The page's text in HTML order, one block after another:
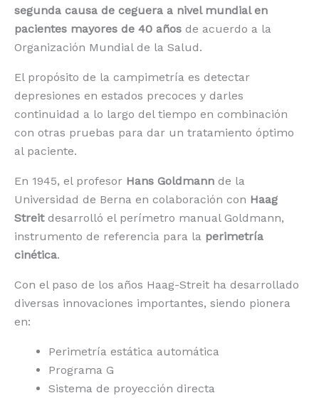
segunda causa de ceguera a nivel mundial en
pacientes mayores de 40 años de acuerdo a la
Organización Mundial de la Salud.
El propósito de la campimetría es detectar
depresiones en estados precoces y darles
continuidad a lo largo del tiempo en combinación
con otras pruebas para dar un tratamiento óptimo
al paciente.
En 1945, el profesor Hans Goldmann de la
Universidad de Berna en colaboración con Haag
Streitdesarrolló el perímetro manual Goldmann,
instrumento de referencia para la perimetría
cinética.
Con el paso de los años Haag-Streit ha desarrollado
diversas innovaciones importantes, siendo pionera
en:
Perimetría estática automática
Programa G
Sistema de proyección directa